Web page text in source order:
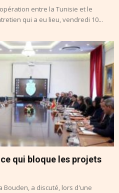
entre la Tunisie et le
qui a eu lieu, vendredi 10...
ce qui bloque les projets
Bouden, a discuté, lors d'une